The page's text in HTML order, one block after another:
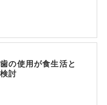
の使用が食生活と
討